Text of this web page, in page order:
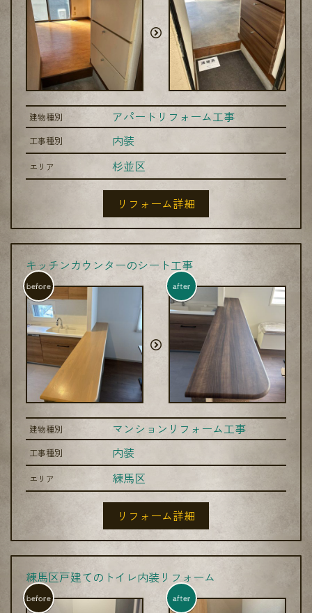
建物種別 アパートリフォーム工事
工事種別 内装
エリア 杉並区
リフォーム詳細
キッチンカウンターのシート工事
before after
建物種別 マンションリフォーム工事
工事種別 内装
エリア 練馬区
リフォーム詳細
練馬区戸建てのトイレ内装リフォーム
before after